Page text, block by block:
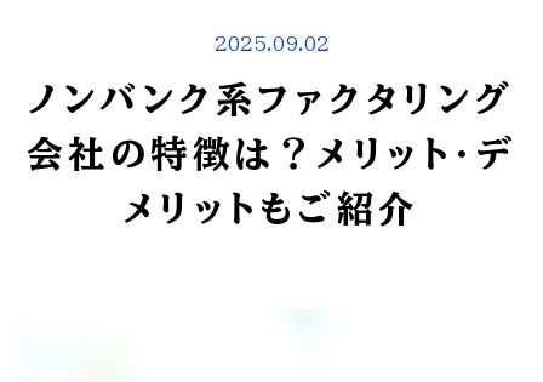
2025.09.02
ノンバンク系ファクタリング
会社の特徴は？メリット・デ
メリットもご紹介